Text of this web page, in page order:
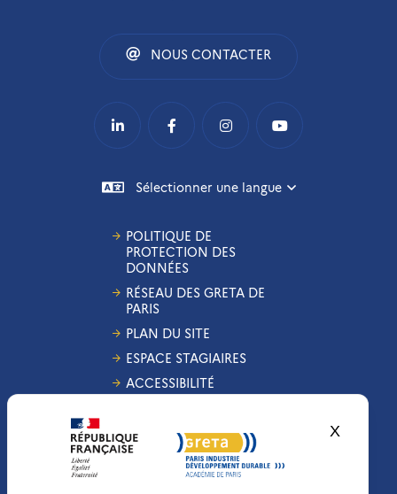
X
NOUS CONTACTER
Sélectionner une langue
POLITIQUE DE
PROTECTION DES
DONNÉES
RÉSEAU DES GRETA DE
PARIS
PLAN DU SITE
ESPACE STAGIAIRES
ACCESSIBILITÉ
CONDITIONS
GÉNÉRALES DE VENTE
MENTIONS LÉGALES